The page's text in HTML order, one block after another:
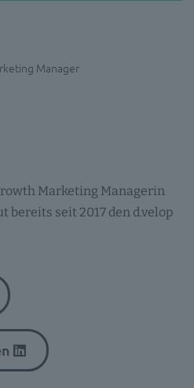
Marketing Managerin
bereits seit 2017 den d.velop
Manager